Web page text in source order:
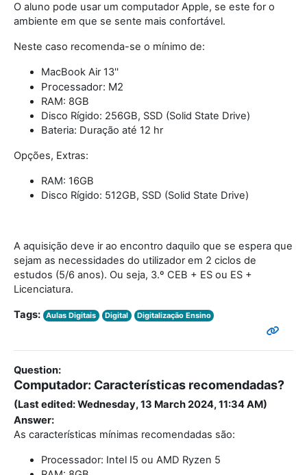
O aluno pode usar um computador Apple, se este for o
ambiente em que se sente mais confortável.
Neste caso recomenda-se o mínimo de:
MacBook Air 13''
Processador: M2
RAM: 8GB
Disco Rígido: 256GB, SSD (Solid State Drive)
Bateria: Duração até 12 hr
Opções, Extras:
RAM: 16GB
Disco Rígido: 512GB, SSD (Solid State Drive)
A aquisição deve ir ao encontro daquilo que se espera que
sejam as necessidades do utilizador em 2 ciclos de
estudos (5/6 anos). Ou seja, 3.º CEB + ES ou ES +
Licenciatura.
Tags: Aulas Digitais Digital Digitalização Ensino
Question:
Computador: Características recomendadas?
(Last edited: Wednesday, 13 March 2024, 11:34 AM)
Answer:
As características mínimas recomendadas são:
Processador: Intel I5 ou AMD Ryzen 5